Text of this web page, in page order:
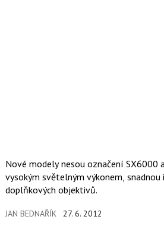
Nové modely nesou označení SX6000
vysokým světelným výkonem,
doplňkových objektivů.
JAN BEDNAŘÍK 27. 6. 2012